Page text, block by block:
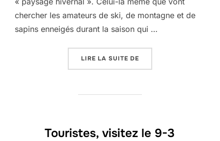
chercher les amateurs de ski, de montagne et de
sapins enneigés durant la saison qui …
LIRE LA SUITE DE
Touristes, visitez le 9-3